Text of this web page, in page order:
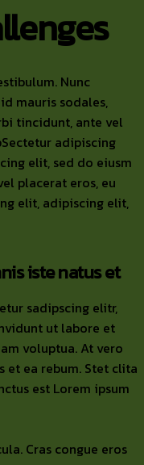
Nunc
mauris sodales,
tincidunt, ante vel
adipiscing
elit, sed do eiusm
placerat eros, eu
elit, adipiscing elit,
iste natus et
sadipscing elitr,
ut labore et
voluptua. At vero
et ea rebum. Stet clita
est Lorem ipsum
Cras congue eros